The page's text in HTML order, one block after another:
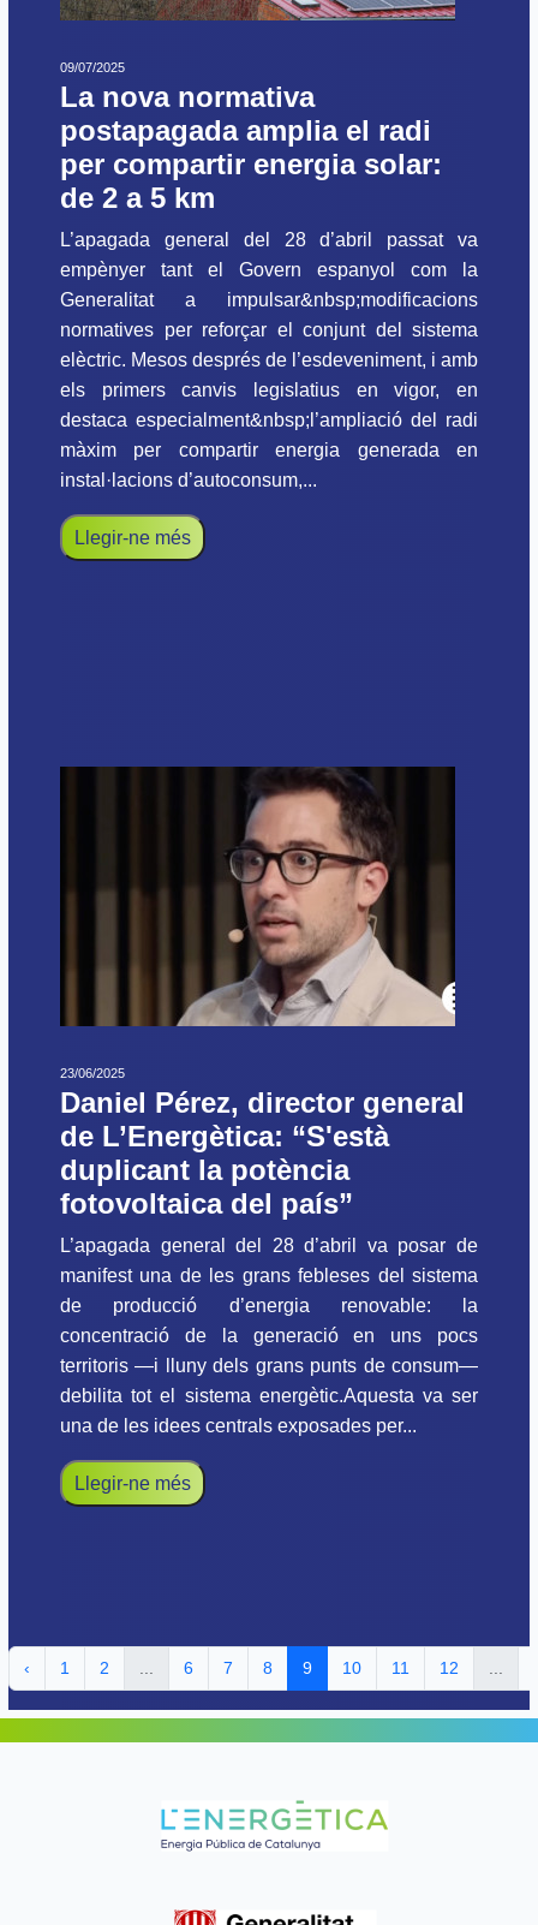
09/07/2025
La nova normativa
postapagada amplia el radi
per compartir energia solar:
de 2 a 5 km
L’apagada general del 28 d’abril passat va
empènyer tant el Govern espanyol com la
Generalitat a impulsar&nbsp;modificacions
normatives per reforçar el conjunt del sistema
elèctric. Mesos després de l’esdeveniment, i amb
els primers canvis legislatius en vigor, en
destaca especialment&nbsp;l’ampliació del radi
màxim per compartir energia generada en
instal·lacions d’autoconsum,...
Llegir-ne més
23/06/2025
Daniel Pérez, director general
de L’Energètica: “S'està
duplicant la potència
fotovoltaica del país”
L’apagada general del 28 d’abril va posar de
manifest una de les grans febleses del sistema
de producció d’energia renovable: la
concentració de la generació en uns pocs
territoris —i lluny dels grans punts de consum—
debilita tot el sistema energètic.Aquesta va ser
una de les idees centrals exposades per...
Llegir-ne més
‹ 1 2 6 7 8 9 10 11 12